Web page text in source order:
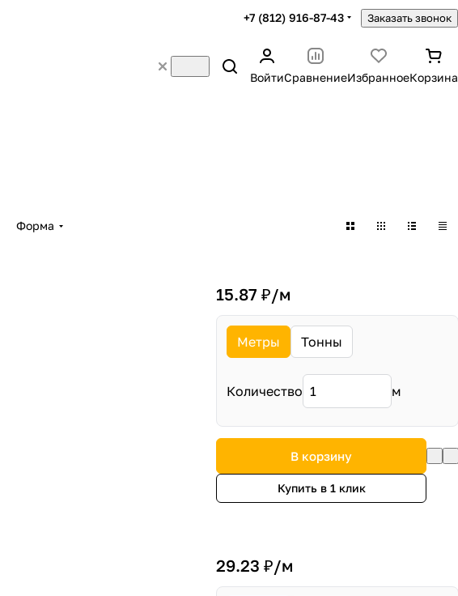
+7 (812) 916-87-43 Заказать звонок
ВойтиСравнениеИзбранноеКорзина
Форма
15.87 ₽/м
Метры Тонны
Количество м
В корзину
Купить в 1 клик
29.23 ₽/м